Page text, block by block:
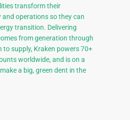
transform their
and operations so they can
transition. Delivering
from generation through
to supply, Kraken powers 70+
worldwide, and is on a
a big, green dent in the